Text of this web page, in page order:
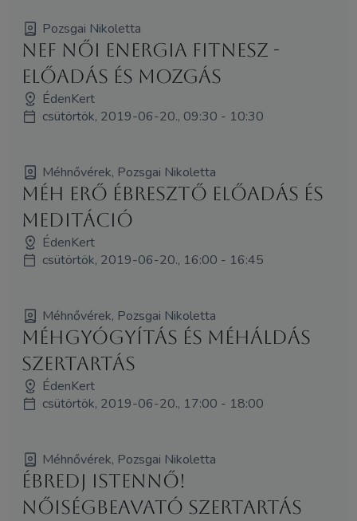
Pozsgai Nikoletta
NEF Női Energia Fitnesz -
Előadás és Mozgás
ÉdenKert
csütörtök, 2019-06-20., 09:30 - 10:30
Méhnővérek, Pozsgai Nikoletta
Méh Erő Ébresztő előadás és
meditáció
ÉdenKert
csütörtök, 2019-06-20., 16:00 - 16:45
Méhnővérek, Pozsgai Nikoletta
Méhgyógyítás és MéhÁldás
szertartás
ÉdenKert
csütörtök, 2019-06-20., 17:00 - 18:00
Méhnővérek, Pozsgai Nikoletta
Ébredj Istennő!
NőiségBeAvató Szertartás